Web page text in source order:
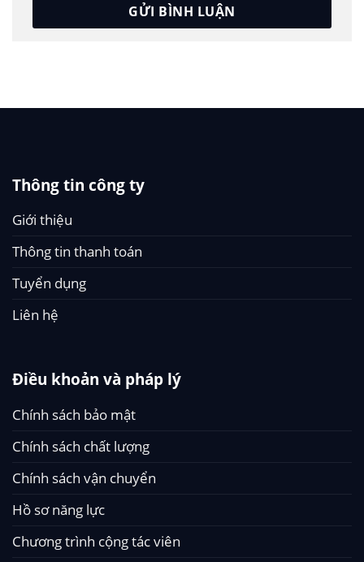
Thông tin công ty
Giới thiệu
Thông tin thanh toán
Tuyển dụng
Liên hệ
Điều khoản và pháp lý
Chính sách bảo mật
Chính sách chất lượng
Chính sách vận chuyển
Hồ sơ năng lực
Chương trình cộng tác viên